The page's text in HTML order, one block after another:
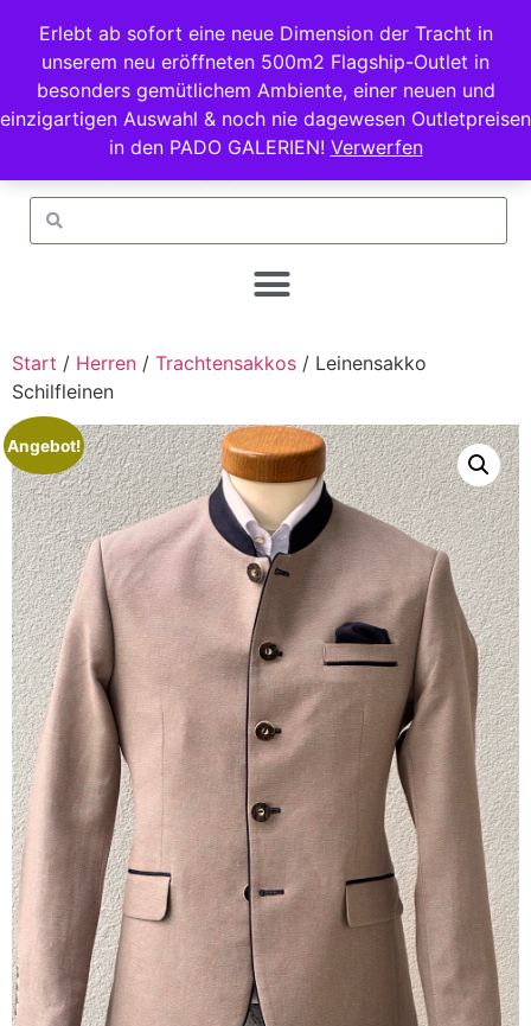
Erlebt ab sofort eine neue Dimension der Tracht in
unserem neu eröffneten 500m2 Flagship-Outlet in
besonders gemütlichem Ambiente, einer neuen und
einzigartigen Auswahl & noch nie dagewesen Outletpreisen
in den PADO GALERIEN! Verwerfen
Start / Herren / Trachtensakkos / Leinensakko
Schilfleinen
Angebot!